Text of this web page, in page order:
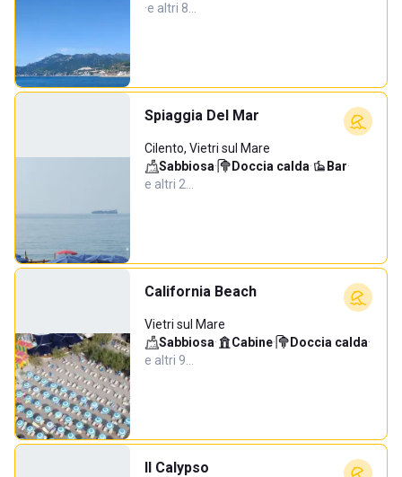
·e altri 8…
Spiaggia Del Mar
Cilento, Vietri sul Mare
Sabbiosa· Doccia calda· Bar·
e altri 2…
California Beach
Vietri sul Mare
Sabbiosa· Cabine· Doccia calda·
e altri 9…
Il Calypso